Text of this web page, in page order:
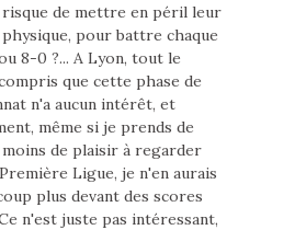
risque de mettre en péril leur
pour battre chaque
8-0 ?... A Lyon, tout le
que cette phase de
n'a aucun intérêt, et
même si je prends de
de plaisir à regarder
Ligue, je n'en aurais
plus devant des scores
n'est juste pas intéressant,